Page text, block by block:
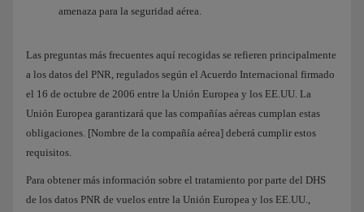
amenaza para la seguridad aérea.
Las preguntas más frecuentes aquí recogidas se refieren principalmente
a los datos del PNR, regulados según el Acuerdo Internacional firmado
el 16 de octubre de 2006 entre la Unión Europea y los EE.UU. La
Unión Europea garantizará que las compañías aéreas cumplan estas
obligaciones. [Nombre de la compañía aérea] deberá cumplir estos
requisitos.
Para obtener más información sobre el tratamiento por parte del DHS
de los datos PNR de vuelos entre la Unión Europea y los EE.UU.,